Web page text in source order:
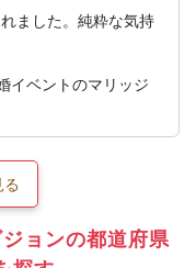
ました。純粋な気持
イベントのマリッジ
ョンの都道府県